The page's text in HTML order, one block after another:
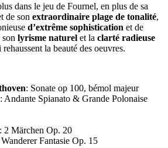
dans le jeu de Fournel, en plus de sa
de son extraordinaire plage de tonalité,
d’extrême sophistication et de
son lyrisme naturel et la clarté radieuse
la beauté des oeuvres.
: Sonate op 100, bémol majeur
: Andante Spianato & Grande Polonaise
: 2 Märchen Op. 20
Wanderer Fantasie Op. 15